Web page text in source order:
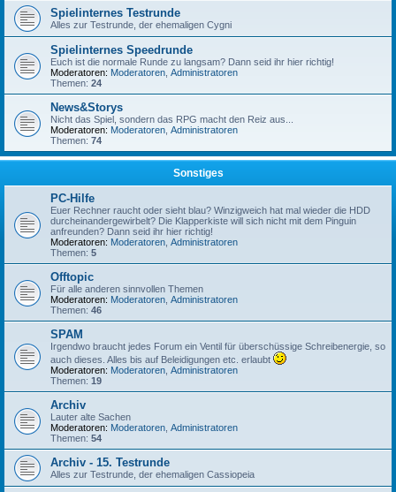
Spielinternes Testrunde
Alles zur Testrunde, der ehemaligen Cygni
Spielinternes Speedrunde
Euch ist die normale Runde zu langsam? Dann seid ihr hier richtig!
Moderatoren: Moderatoren Administratoren
Themen: 24
News&Storys
Nicht das Spiel, sondern das RPG macht den Reiz aus...
Moderatoren: Moderatoren Administratoren
Themen: 74
Sonstiges
PC-Hilfe
Euer Rechner raucht oder sieht blau? Winzigweich hat mal wieder die HDD
durcheinandergewirbelt? Die Klapperkiste will sich nicht mit dem Pinguin
anfreunden? Dann seid ihr hier richtig!
Moderatoren: Moderatoren Administratoren
Themen: 5
Offtopic
Für alle anderen sinnvollen Themen
Moderatoren: Moderatoren Administratoren
Themen: 46
SPAM
Irgendwo braucht jedes Forum ein Ventil für überschüssige Schreibenergie, so
auch dieses. Alles bis auf Beleidigungen etc. erlaubt
Moderatoren: Moderatoren Administratoren
Themen: 19
Archiv
Lauter alte Sachen
Moderatoren: Moderatoren Administratoren
Themen: 54
Archiv - 15. Testrunde
Alles zur Testrunde, der ehemaligen Cassiopeia